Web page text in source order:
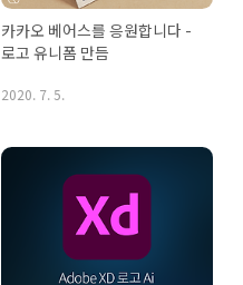
카카오 베어스를 응원합니다 -
로고 유니폼 만듬
2020. 7. 5.